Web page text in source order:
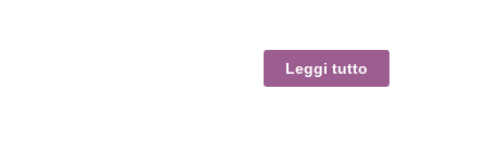
Leggi tutto